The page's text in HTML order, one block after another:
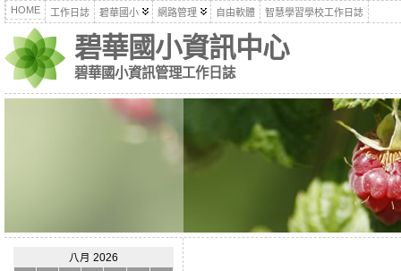
HOME 工作日誌 碧華國小 網路管理 自由軟體 智慧學習學校工作日誌
碧華國小資訊中心
碧華國小資訊管理工作日誌
八月 2026